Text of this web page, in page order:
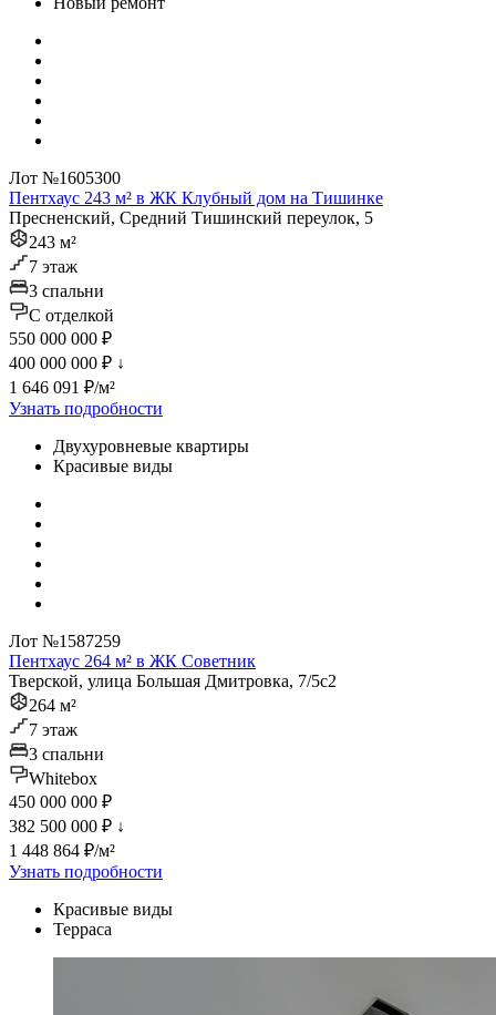
Лот №1605300
Пентхаус 243 м² в ЖК Клубный дом на Тишинке
Пресненский, Средний Тишинский переулок, 5
243 м²
7 этаж
3 спальни
C отделкой
550 000 000 ₽
400 000 000 ₽ ↓
1 646 091 ₽/м²
Узнать подробности
Двухуровневые квартиры
Красивые виды
Лот №1587259
Пентхаус 264 м² в ЖК Советник
Тверской, улица Большая Дмитровка, 7/5с2
264 м²
7 этаж
3 спальни
Whitebox
450 000 000 ₽
382 500 000 ₽ ↓
1 448 864 ₽/м²
Узнать подробности
Красивые виды
Терраса